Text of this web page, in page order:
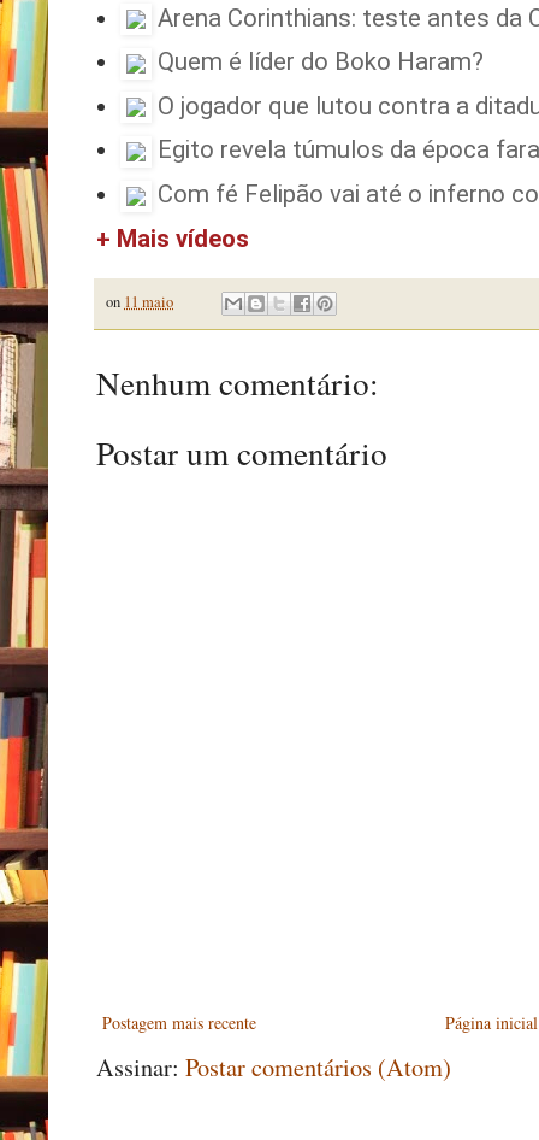
Arena Corinthians: teste antes da
Quem é líder do Boko Haram?
O jogador que lutou contra a
Egito revela túmulos da época
Com fé Felipão vai até o inferno
+ Mais vídeos
on 11 maio
Nenhum comentário:
Postar um comentário
Postagem mais recente Página inicial
Assinar: Postar comentários (Atom)